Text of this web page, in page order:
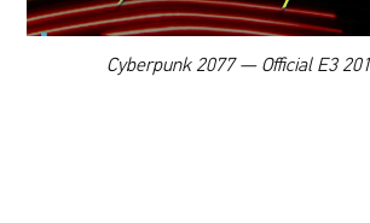
00:00
Cyberpunk 2077 — Official E3